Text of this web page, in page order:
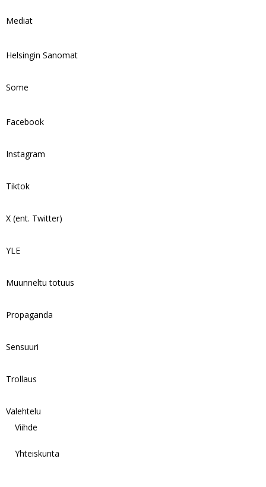
Mediat
Helsingin Sanomat
Some
Facebook
Instagram
Tiktok
X (ent. Twitter)
YLE
Muunneltu totuus
Propaganda
Sensuuri
Trollaus
Valehtelu
Viihde
Yhteiskunta